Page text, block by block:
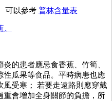
可以參考 普林含量表
的患者應忌食香蕉、竹筍、
性瓜果等食品。平時病患也應
風受寒； 若要走遠路則應穿戴
重會增加全身關節的負擔，所